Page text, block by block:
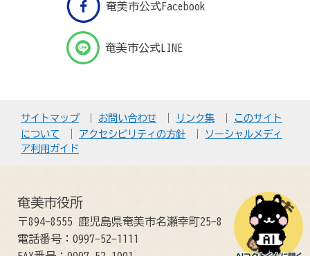
奄美市公式Facebook
奄美市公式LINE
サイトマップ お問い合わせ リンク集
このサイト
について
アクセシビリティの方針
ソーシャルメディ
ア利用ガイド
奄美市役所
〒894-8555 鹿児島県奄美市名瀬幸町25-8
電話番号：0997-52-1111